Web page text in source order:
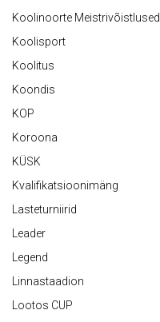
Koolinoorte Meistrivõistlused
Koolisport
Koolitus
Koondis
KOP
Koroona
KÜSK
Kvalifikatsioonimäng
Lasteturniirid
Leader
Legend
Linnastaadion
Lootos CUP